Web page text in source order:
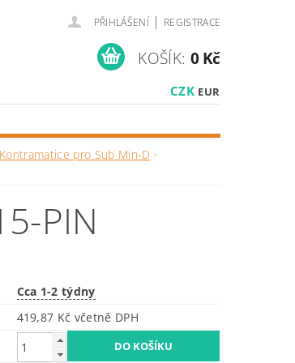
PŘIHLÁŠENÍ | REGISTRACE
CZK EUR
KOŠÍK: 0 Kč
Kontramatice pro Sub Min-D
PIN
Cca 1-2 týdny
419,87 Kč včetně DPH